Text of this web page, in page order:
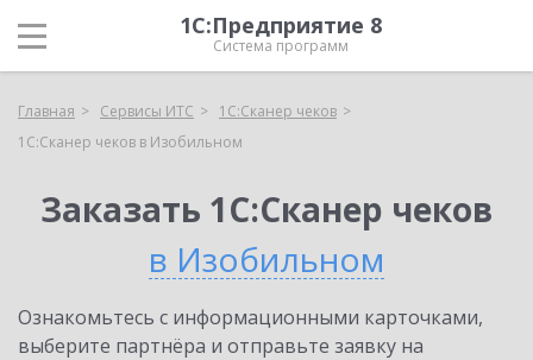
1С:Предприятие 8
Система программ
Главная Сервисы ИТС
1С:Сканер чеков
1С:Сканер чеков в Изобильном
Заказать 1С:Сканер чеков
в Изобильном
Ознакомьтесь с информационными карточками,
выберите партнёра и отправьте заявку на